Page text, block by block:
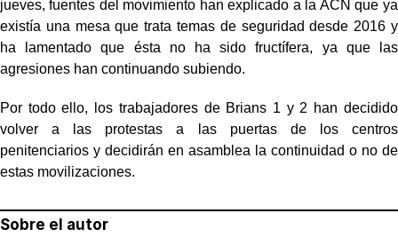
jueves, fuentes del movimiento han explicado a la ACN que ya
existía una mesa que trata temas de seguridad desde 2016 y
ha lamentado que ésta no ha sido fructífera, ya que las
agresiones han continuando subiendo.
Por todo ello, los trabajadores de Brians 1 y 2 han decidido
volver a las protestas a las puertas de los centros
penitenciarios y decidirán en asamblea la continuidad o no de
estas movilizaciones.
Sobre el autor